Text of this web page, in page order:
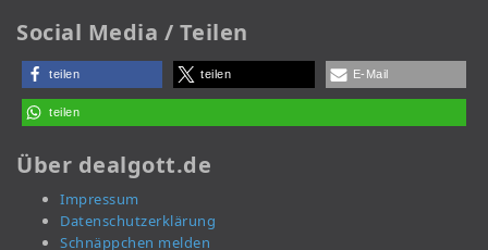
Social Media / Teilen
teilen teilen E-Mail
teilen
Über dealgott.de
Impressum
Datenschutzerklärung
Schnäppchen melden